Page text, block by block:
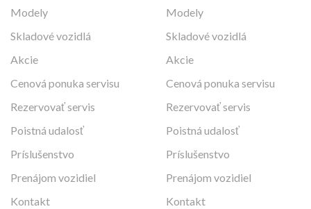
Modely
Skladové vozidlá
Akcie
Cenová ponuka servisu
Rezervovať servis
Poistná udalosť
Príslušenstvo
Prenájom vozidiel
Kontakt
Modely
Skladové vozidlá
Akcie
Cenová ponuka servisu
Rezervovať servis
Poistná udalosť
Príslušenstvo
Prenájom vozidiel
Kontakt